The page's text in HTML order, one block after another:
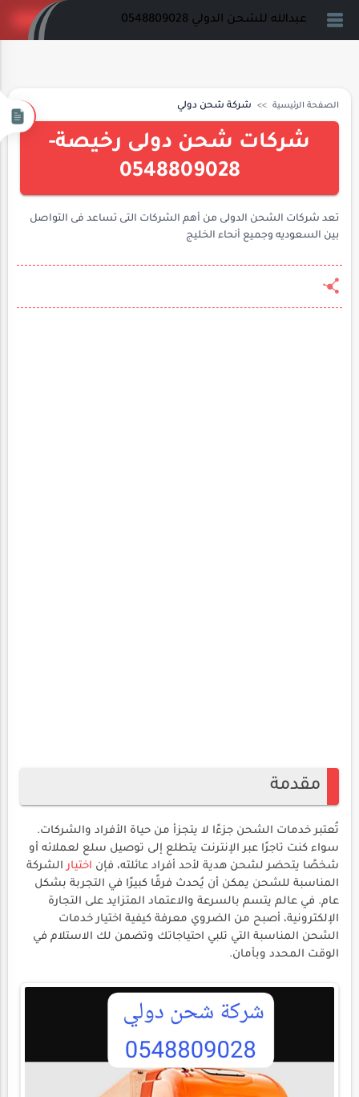
عبدالله للشحن الدولي 0548809028
الصفحة الرئيسية شركة شحن دولي
شركات شحن دولى رخيصة-
0548809028
تعد شركات الشحن الدولى من أهم الشركات التى تساعد فى التواصل
بين السعوديه وجميع أنحاء الخليج
مقدمة
تُعتبر خدمات الشحن جزءًا لا يتجزأ من حياة الأفراد والشركات.
سواء كنت تاجرًا عبر الإنترنت يتطلع إلى توصيل سلع لعملائه أو
شخصًا يتحضر لشحن هدية لأحد أفراد عائلته، فإن اختيارالشركة
المناسبة للشحن يمكن أن يُحدث فرقًا كبيرًا في التجربة بشكل
عام. في عالم يتسم بالسرعة والاعتماد المتزايد على التجارة
الإلكترونية، أصبح من الضروي معرفة كيفية اختيار خدمات
الشحن المناسبة التي تلبي احتياجاتك وتضمن لك الاستلام في
الوقت المحدد وبأمان.